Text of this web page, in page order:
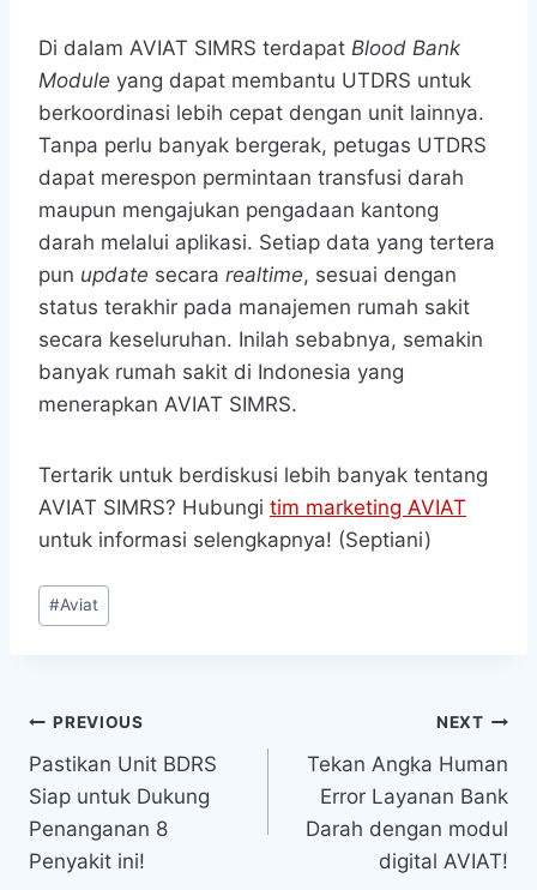
Di dalam AVIAT SIMRS terdapat Blood Bank
Module yang dapat membantu UTDRS untuk
berkoordinasi lebih cepat dengan unit lainnya.
Tanpa perlu banyak bergerak, petugas UTDRS
dapat merespon permintaan transfusi darah
maupun mengajukan pengadaan kantong
darah melalui aplikasi. Setiap data yang tertera
pun update secara realtime, sesuai dengan
status terakhir pada manajemen rumah sakit
secara keseluruhan. Inilah sebabnya, semakin
banyak rumah sakit di Indonesia yang
menerapkan AVIAT SIMRS.
Tertarik untuk berdiskusi lebih banyak tentang
AVIAT SIMRS? Hubungi tim marketing AVIAT
untuk informasi selengkapnya! (Septiani)
Post
Tags:
#Aviat
Navigasi
pos
PREVIOUS
Pastikan Unit BDRS
Siap untuk Dukung
Penanganan 8
Penyakit ini!
NEXT
Tekan Angka Human
Error Layanan Bank
Darah dengan modul
digital AVIAT!